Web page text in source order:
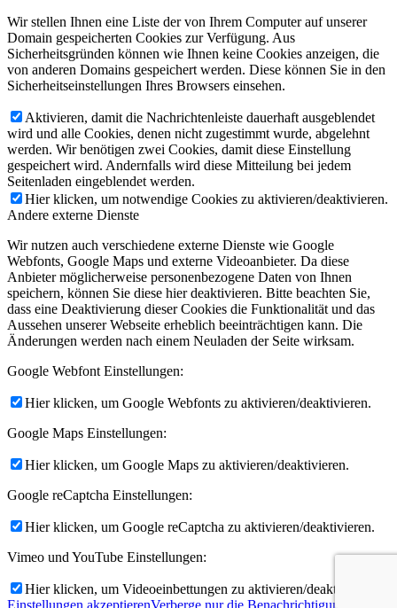
Wir stellen Ihnen eine Liste der von Ihrem Computer auf unserer
Domain gespeicherten Cookies zur Verfügung. Aus
Sicherheitsgründen können wie Ihnen keine Cookies anzeigen, die
von anderen Domains gespeichert werden. Diese können Sie in den
Sicherheitseinstellungen Ihres Browsers einsehen.
Aktivieren, damit die Nachrichtenleiste dauerhaft ausgeblendet
wird und alle Cookies, denen nicht zugestimmt wurde, abgelehnt
werden. Wir benötigen zwei Cookies, damit diese Einstellung
gespeichert wird. Andernfalls wird diese Mitteilung bei jedem
Seitenladen eingeblendet werden.
Hier klicken, um notwendige Cookies zu aktivieren/deaktivieren.
Andere externe Dienste
Wir nutzen auch verschiedene externe Dienste wie Google
Webfonts, Google Maps und externe Videoanbieter. Da diese
Anbieter möglicherweise personenbezogene Daten von Ihnen
speichern, können Sie diese hier deaktivieren. Bitte beachten Sie,
dass eine Deaktivierung dieser Cookies die Funktionalität und das
Aussehen unserer Webseite erheblich beeinträchtigen kann. Die
Änderungen werden nach einem Neuladen der Seite wirksam.
Google Webfont Einstellungen:
Hier klicken, um Google Webfonts zu aktivieren/deaktivieren.
Google Maps Einstellungen:
Hier klicken, um Google Maps zu aktivieren/deaktivieren.
Google reCaptcha Einstellungen:
Hier klicken, um Google reCaptcha zu aktivieren/deaktivieren.
Vimeo und YouTube Einstellungen:
Hier klicken, um Videoeinbettungen zu aktivieren/deaktivieren.
Einstellungen akzeptierenVerberge nur die Benachrichtigung